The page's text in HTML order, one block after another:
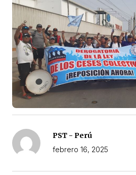
PST - Perú
febrero 16, 2025